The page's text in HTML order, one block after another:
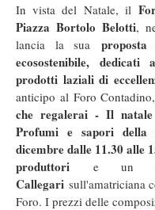
In vista del Natale, il
Piazza Bortolo Belotti,
lancia la sua
ecosostenibile,
prodotti laziali di
anticipo al Foro
che regalerai - Il
Profumi e sapori della
dicembre dalle 11.30 alle
produttori e un
Callegari sull'amatriciana
Foro. I prezzi delle